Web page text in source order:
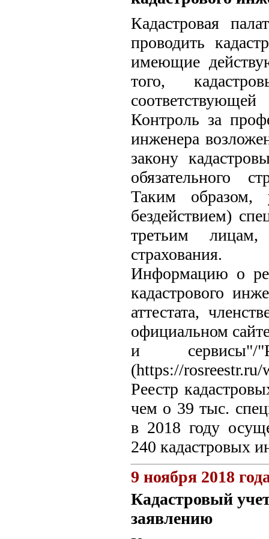
Кадастровая
проводить
имеющие
того,
Контроль за
инженера
закону
обязательного
Таким образом,
бездействием)
третьим
страхования.
Информацию о
кадастрового
аттестата,
официальном
и сервисы"/
(https://
Реестр
чем о 39 тыс.
в 2018 году
240 кадастровых
9 ноября 2018
Кадастровый
заявлению